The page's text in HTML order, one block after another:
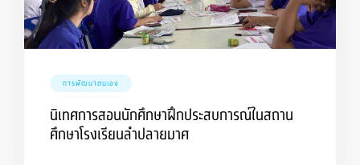
การพัฒนาตนเอง
นิเทศการสอนนักศึกษาฝึกประสบการณ์ในสถาน
ศึกษาโรงเรียนลำปลายมาศ